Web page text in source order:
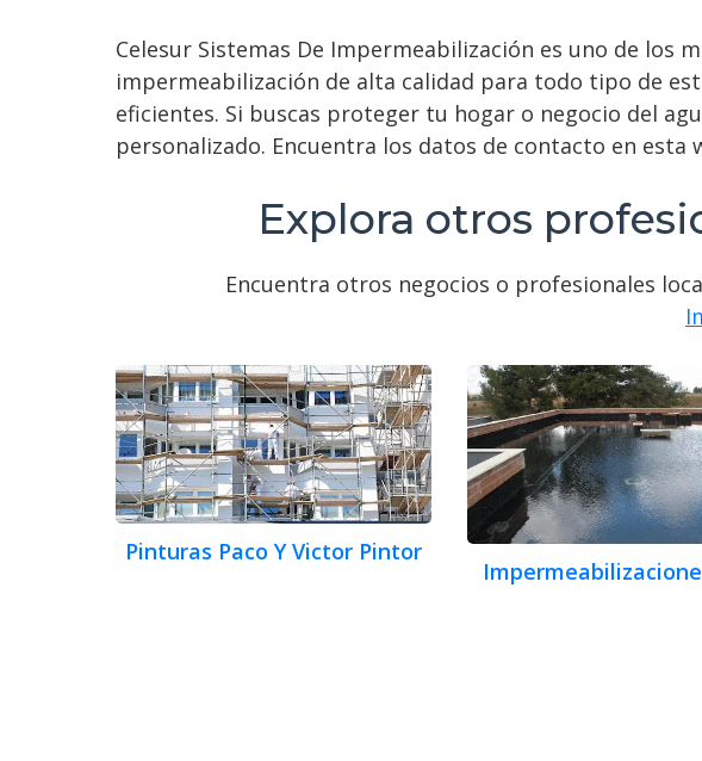
Celesur Sistemas De Impermeabilización es uno de los
impermeabilización de alta calidad para todo tipo de
eficientes. Si buscas proteger tu hogar o negocio del
personalizado. Encuentra los datos de contacto en
Explora otros
Encuentra otros negocios o profesionales
Pinturas Paco Y Victor Pintor